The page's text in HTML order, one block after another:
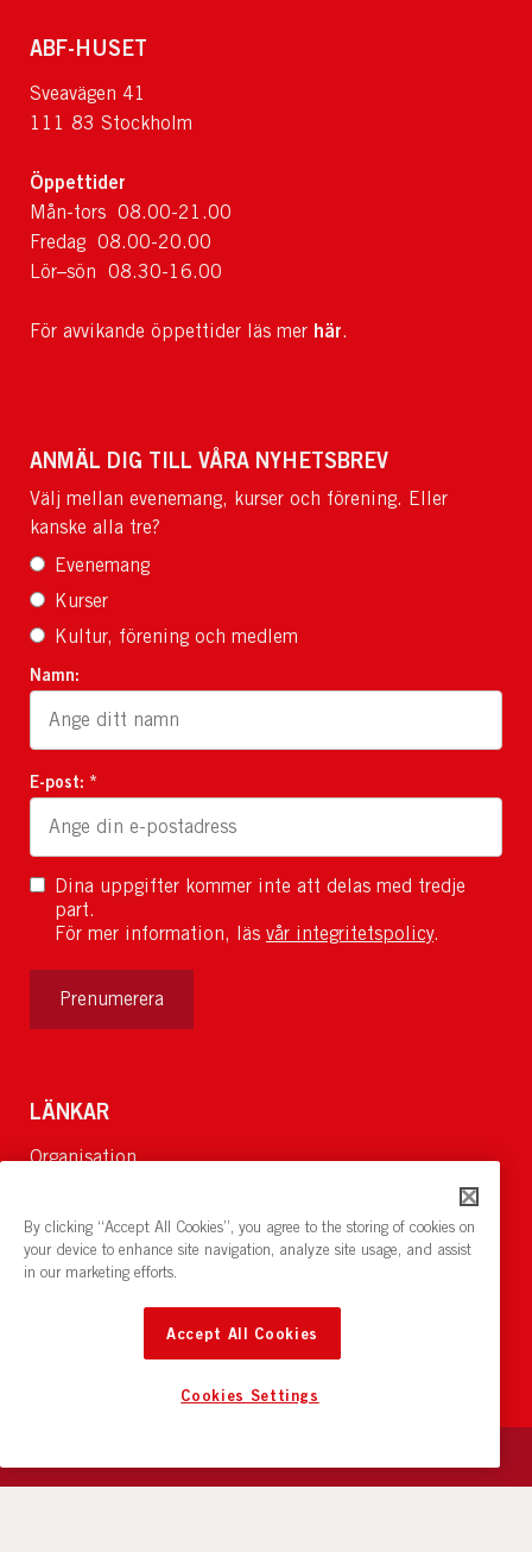
ABF-HUSET
Sveavägen 41
111 83 Stockholm
Öppettider
Mån-tors 08.00-21.00
Fredag 08.00-20.00
Lör–sön 08.30-16.00
För avvikande öppettider läs mer här.
ANMÄL DIG TILL VÅRA NYHETSBREV
Välj mellan evenemang, kurser och förening. Eller
kanske alla tre?
Evenemang
Kurser
Kultur, förening och medlem
Namn:
E-post: *
Dina uppgifter kommer inte att delas med tredje
part.
För mer information, läs vår integritetspolicy.
Prenumerera
LÄNKAR
Organisation
Lediga jobb
Nyheter och pressrum
Restaurang och konferens: cirkelnstockholm.se
By clicking “Accept All Cookies”, you agree to the storing of cookies on
your device to enhance site navigation, analyze site usage, and assist
in our marketing efforts.
Accept All Cookies
Cookies Settings